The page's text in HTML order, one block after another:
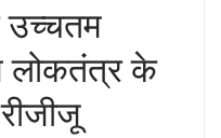
उच्चतम
लोकतंत्र के